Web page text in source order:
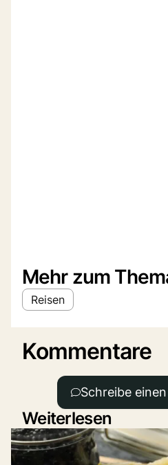
Mehr zum
Reisen
Kommentare
Schreibe
Weiterlesen